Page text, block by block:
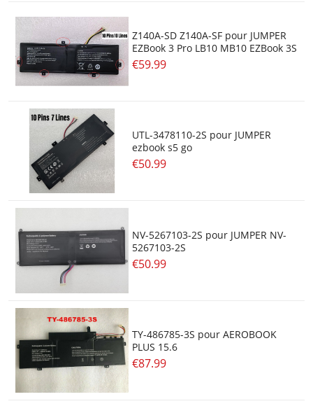
Z140A-SD Z140A-SF pour JUMPER
EZBook 3 Pro LB10 MB10 EZBook 3S
€59.99
UTL-3478110-2S pour JUMPER
ezbook s5 go
€50.99
NV-5267103-2S pour JUMPER NV-
5267103-2S
€50.99
TY-486785-3S pour AEROBOOK
PLUS 15.6
€87.99